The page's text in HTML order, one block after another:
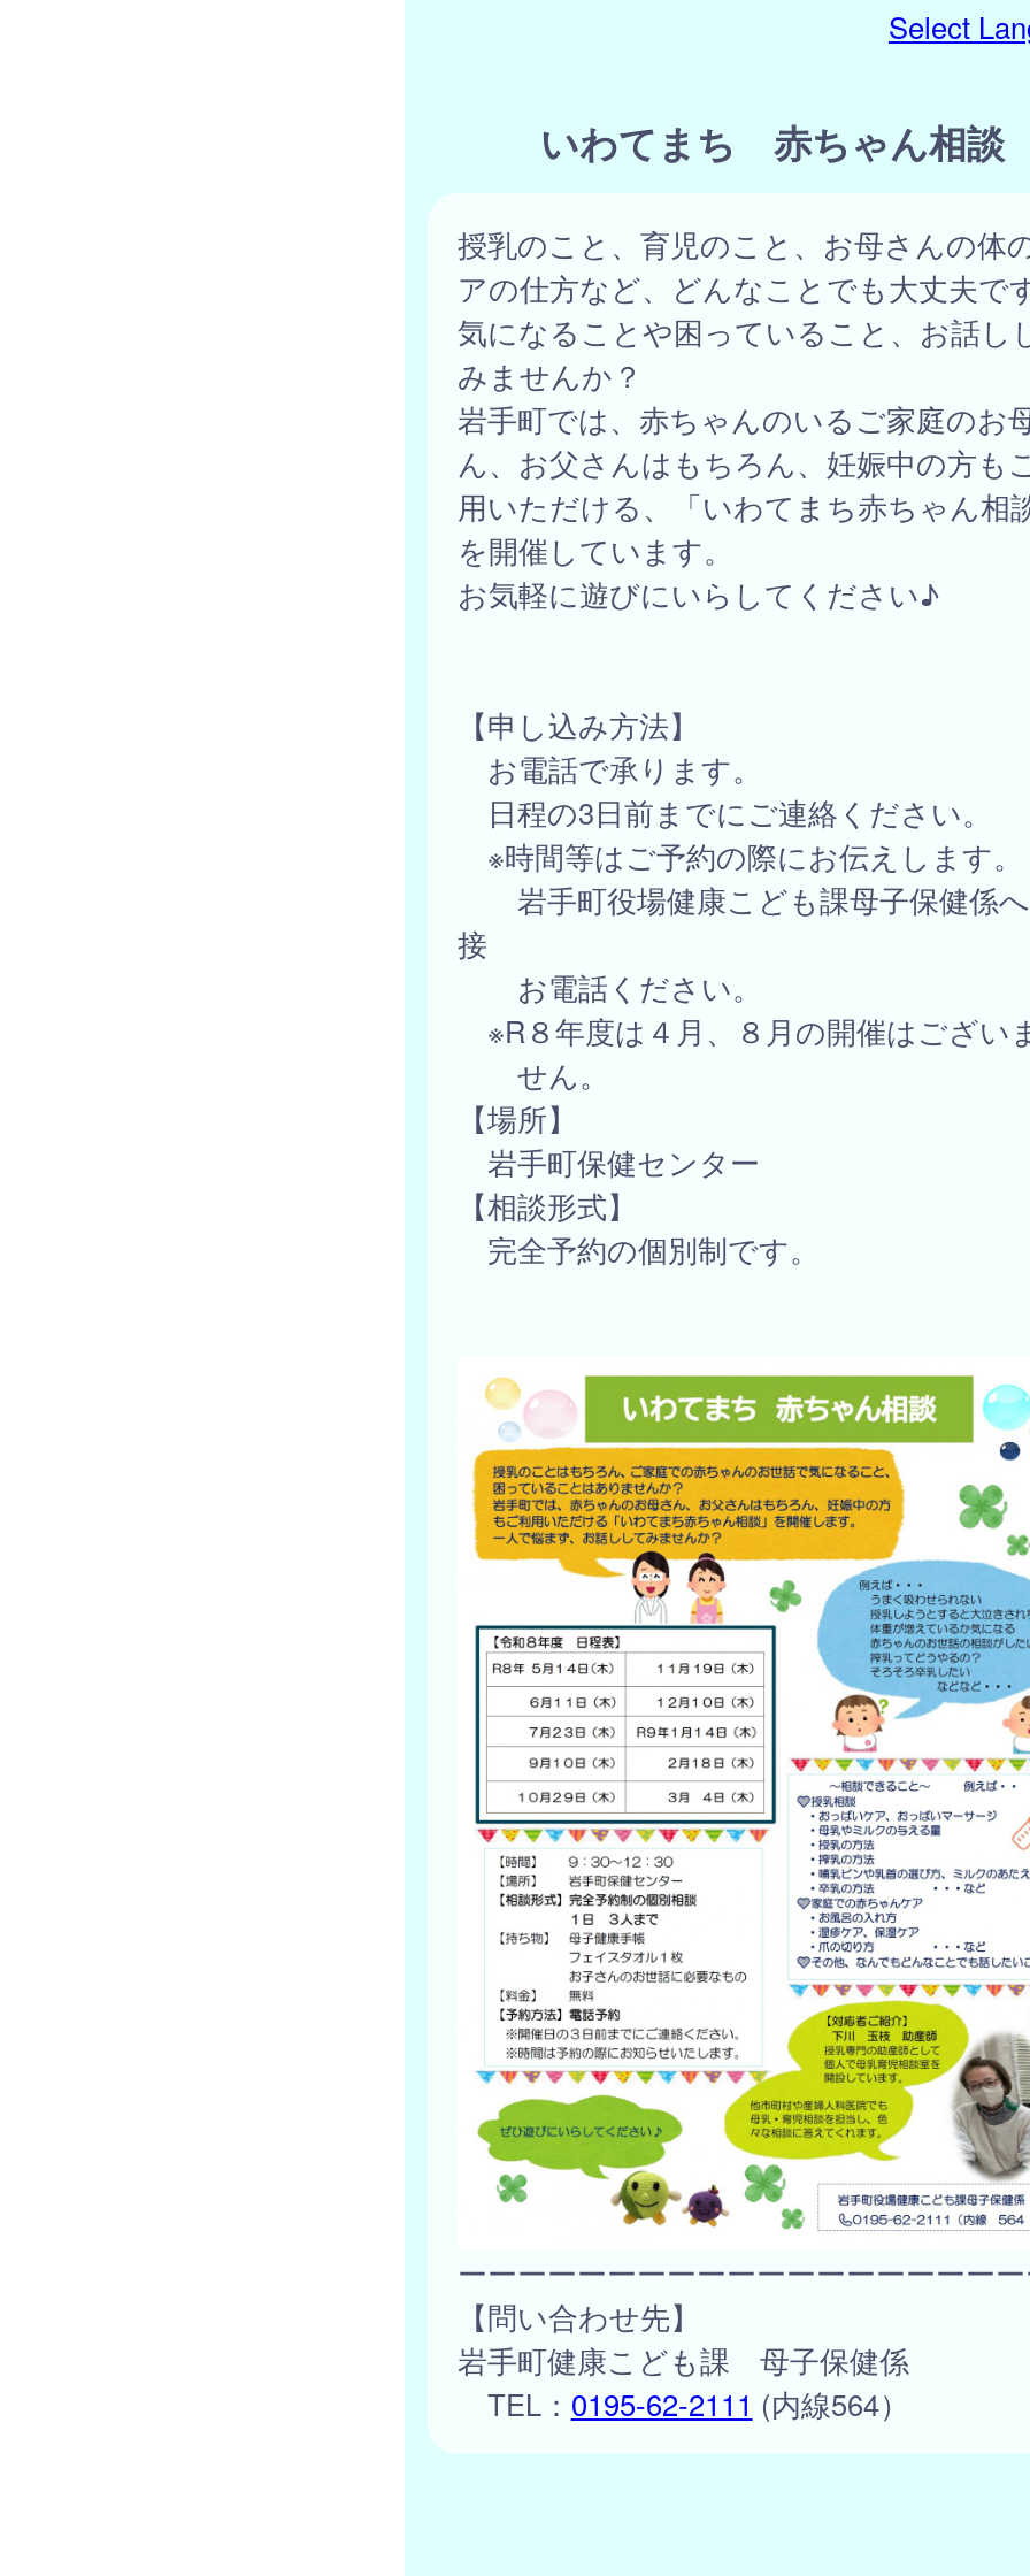
Select
いわてまち 赤ちゃん相談
授乳のこと、育児のこと、お母さんの体
アの仕方など、どんなことでも大丈夫で
気になることや困っていること、お話し
みませんか？
岩手町では、赤ちゃんのいるご家庭のお
ん、お父さんはもちろん、妊娠中の方も
用いただける、「いわてまち赤ちゃん相
を開催しています。
お気軽に遊びにいらしてください♪
【申し込み方法】
お電話で承ります。
日程の3日前までにご連絡ください。
※時間等はご予約の際にお伝えします。
岩手町役場健康こども課母子保健係
接
お電話ください。
※R８年度は４月、８月の開催はござい
せん。
【場所】
岩手町保健センター
【相談形式】
完全予約の個別制です。
ーーーーーーーーーーーーーーーーーー
【問い合わせ先】
岩手町健康こども課 母子保健係
TEL： 0195-62-2111 (内線564）